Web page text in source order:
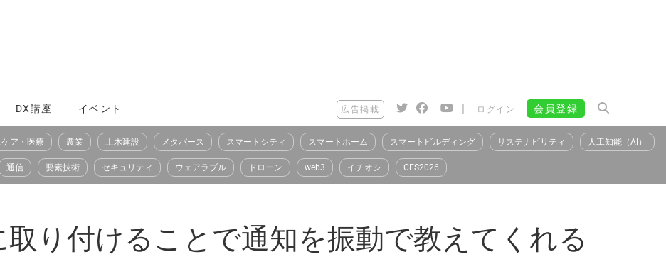
DX講座 イベント 広告掲載 | ログイン 会員登録
ア・医療 農業 土木建設 メタバース スマートシティ スマートホーム スマートビルディング サステナビリティ 人工知能（AI）
通信 要素技術 セキュリティ ウェアラブル ドローン web3 イチオシ CES2026
り付けることで通知を振動で教えてくれる